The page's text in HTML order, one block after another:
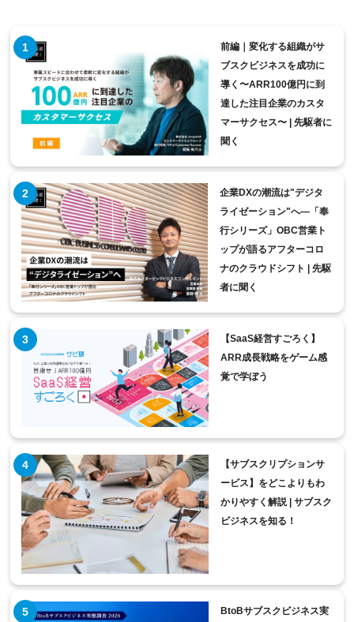
前編｜変化する組織がサ
ブスクビジネスを成功に
導く〜ARR100億円に到
達した注目企業のカスタ
マーサクセス〜 | 先駆者に
聞く
企業DXの潮流は"デジタ
ライゼーション"へ―「奉
行シリーズ」OBC営業ト
ップが語るアフターコロ
ナのクラウドシフト | 先駆
者に聞く
【SaaS経営すごろく】
ARR成長戦略をゲーム感
覚で学ぼう
【サブスクリプションサ
ービス】をどこよりもわ
かりやすく解説 | サブスク
ビジネスを知る！
BtoBサブスクビジネス実